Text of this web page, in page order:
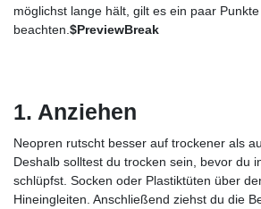
möglichst lange hält, gilt es ein paar Punkte
beachten. $PreviewBreak
1. Anziehen
Neopren rutscht besser auf trockener als
Deshalb solltest du trocken sein, bevor du
schlüpfst. Socken oder Plastiktüten über
Hineingleiten. Anschließend ziehst du die